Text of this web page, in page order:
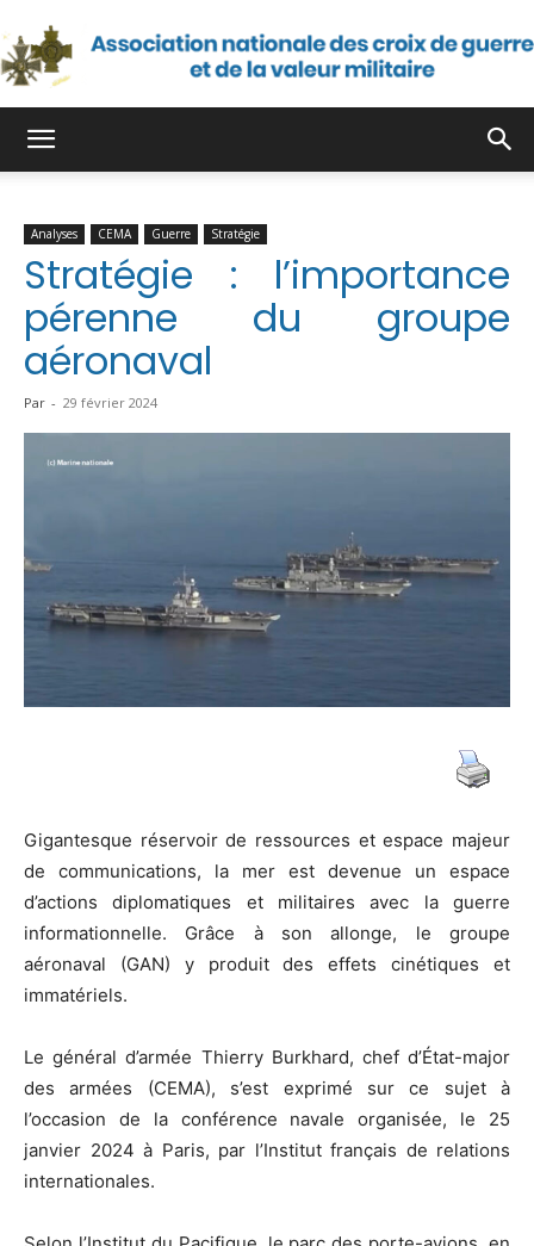
nationale
Analyses CEMA Guerre Stratégie
Stratégie : l’importance
pérenne du groupe
aéronaval
Par - 29 février 2024
Gigantesque réservoir de ressources et espace majeur
de communications, la mer est devenue un espace
d’actions diplomatiques et militaires avec la guerre
informationnelle. Grâce à son allonge, le groupe
aéronaval (GAN) y produit des effets cinétiques et
immatériels.
Le général d’armée Thierry Burkhard, chef d’État-major
des armées (CEMA), s’est exprimé sur ce sujet à
l’occasion de la conférence navale organisée, le 25
janvier 2024 à Paris, par l’Institut français de relations
internationales.